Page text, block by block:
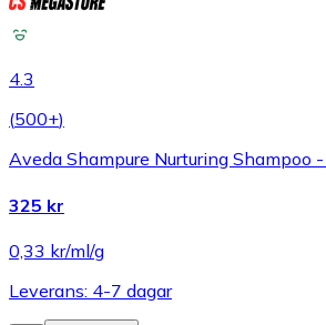
4.3
(500+)
Aveda Shampure Nurturing Shampoo
325 kr
0,33 kr/ml/g
Leverans: 4-7 dagar